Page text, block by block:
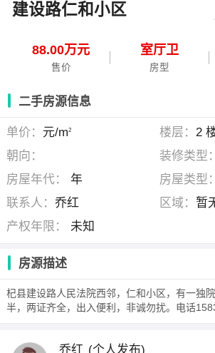
建设路仁和小区
88.00万元
售价
室厅卫
房型
二手房源信息
单价： 元/m2 楼层： 2
朝向：
装修类型：
房屋年代：
年 房屋类型：
联系人：乔红 区域： 暂
产权年限：
未知
房源描述
杞县建设路人民法院西邻，仁和小区，有一独
半，两证齐全，出入便利，非诚勿扰。电话
乔红 (个人发布)